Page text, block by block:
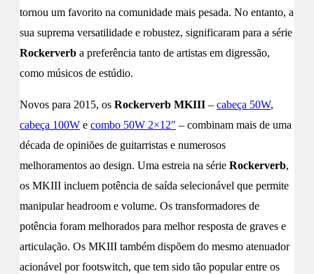
tornou um favorito na comunidade mais pesada. No entanto, a
sua suprema versatilidade e robustez, significaram para a série
Rockerverb a preferência tanto de artistas em digressão,
como músicos de estúdio.
Novos para 2015, os Rockerverb MKIII – cabeça 50W,
cabeça 100W e combo 50W 2×12″ – combinam mais de uma
década de opiniões de guitarristas e numerosos
melhoramentos ao design. Uma estreia na série Rockerverb,
os MKIII incluem potência de saída selecionável que permite
manipular headroom e volume. Os transformadores de
potência foram melhorados para melhor resposta de graves e
articulação. Os MKIII também dispõem do mesmo atenuador
acionável por footswitch, que tem sido tão popular entre os